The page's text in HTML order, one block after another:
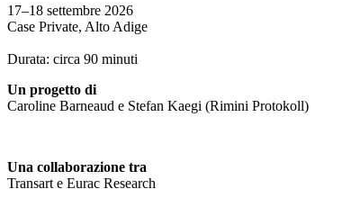
17–18 settembre 2026
Case Private, Alto Adige
Durata: circa 90 minuti
Un progetto di
Caroline Barneaud e Stefan Kaegi (Rimini Protokoll)
Una collaborazione tra
Transart e Eurac Research